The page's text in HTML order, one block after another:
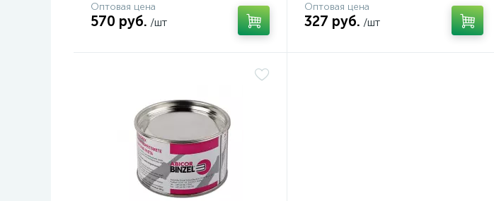
Оптовая цена
570 руб. /шт
Оптовая цена
327 руб. /шт